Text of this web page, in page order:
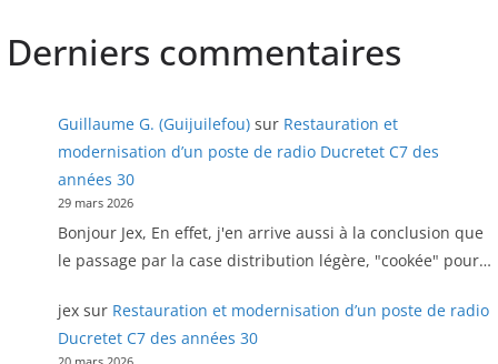
Derniers commentaires
Guillaume G. (Guijuilefou)sur Restauration et
modernisation d’un poste de radio Ducretet C7 des
années 30
29 mars 2026
Bonjour Jex, En effet, j'en arrive aussi à la conclusion que
le passage par la case distribution légère, "cookée" pour…
jexsur Restauration et modernisation d’un poste de radio
Ducretet C7 des années 30